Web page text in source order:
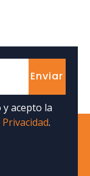
y acepto la
.
Enviar